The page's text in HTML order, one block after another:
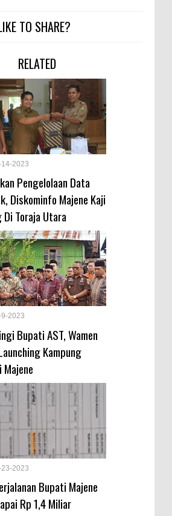
TO SHARE?
RELATED
2023
Pengelolaan Data
Diskominfo Majene Kaji
Di Toraja Utara
2023
Bupati AST, Wamen
Kampung
23-2023
Bupati Majene
Rp 1,4 Miliar